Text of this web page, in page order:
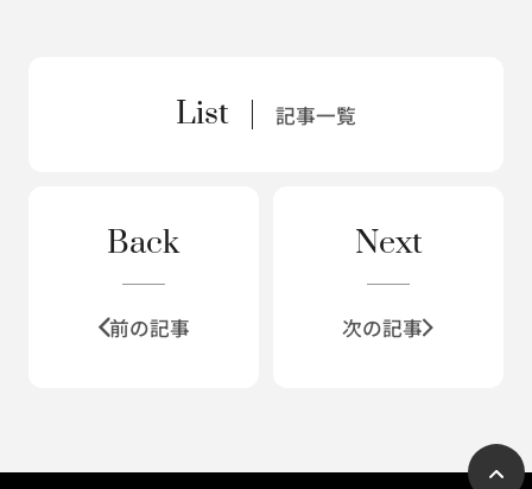
Back
前の記事
List 記事一覧
Next
次の記事